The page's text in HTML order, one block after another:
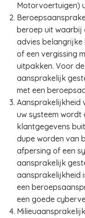
Motorvoertuigen)
beroep uit waarbij
advies belangrijke
of een vergissing
uitpakken. Voor
aansprakelijk
met een
Aansprakelijkheid
uw systeem wordt
klantgegevens
dupe worden van
afpersing of een
aansprakelijk
aansprakelijkheid
een
een goede